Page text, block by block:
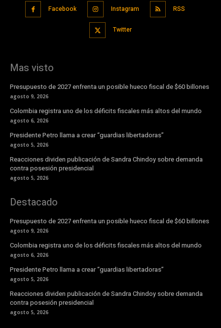
Facebook Instagram RSS
Twitter
Mas visto
Presupuesto de 2027 enfrenta un posible hueco fiscal de $60 billones
agosto 9, 2026
Colombia registra uno de los déficits fiscales más altos del mundo
agosto 6, 2026
Presidente Petro llama a crear “guardias libertadoras”
agosto 5, 2026
Reacciones dividen publicación de Sandra Chindoy sobre demanda
contra posesión presidencial
agosto 5, 2026
Destacado
Presupuesto de 2027 enfrenta un posible hueco fiscal de $60 billones
agosto 9, 2026
Colombia registra uno de los déficits fiscales más altos del mundo
agosto 6, 2026
Presidente Petro llama a crear “guardias libertadoras”
agosto 5, 2026
Reacciones dividen publicación de Sandra Chindoy sobre demanda
contra posesión presidencial
agosto 5, 2026